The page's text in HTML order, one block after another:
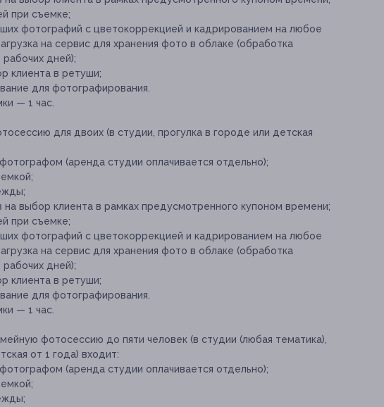
при съемке;
фотографий с цветокоррекцией и кадрированием на любое
на сервис для хранения фото в облаке (обработка
дней);
клиента в ретуши;
для фотографирования.
— 1 час.
для двоих (в студии, прогулка в городе или детская
(аренда студии оплачивается отдельно);
выбор клиента в рамках предусмотренного купоном времени;
при съемке;
фотографий с цветокоррекцией и кадрированием на любое
на сервис для хранения фото в облаке (обработка
дней);
клиента в ретуши;
для фотографирования.
— 1 час.
фотосессию до пяти человек (в студии (любая тематика),
от 1 года) входит:
(аренда студии оплачивается отдельно);